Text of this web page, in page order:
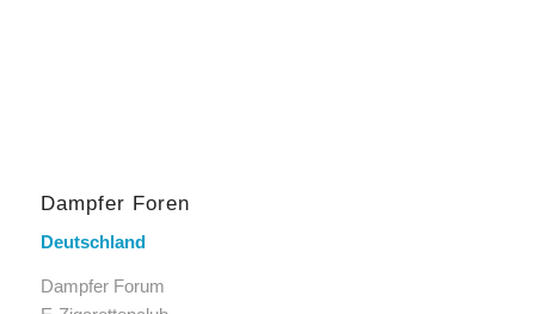
Dampfer Foren
Deutschland
Dampfer Forum